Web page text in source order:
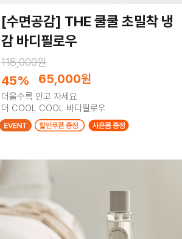
[수면공감] THE 쿨쿨 초밀착 냉
감 바디필로우
118,000원
45% 65,000원
더울수록 안고 자세요
더 COOL COOL 바디필로우